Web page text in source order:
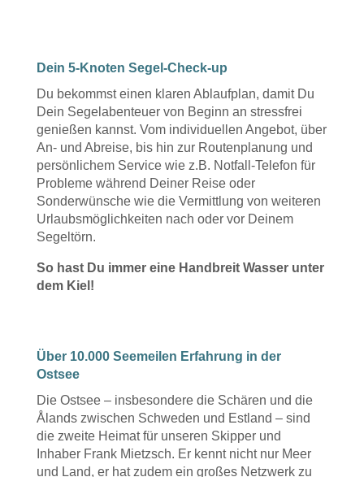
Dein 5-Knoten Segel-Check-up
Du bekommst einen klaren Ablaufplan, damit Du
Dein Segelabenteuer von Beginn an stressfrei
genießen kannst. Vom individuellen Angebot, über
An- und Abreise, bis hin zur Routenplanung und
persönlichem Service wie z.B. Notfall-Telefon für
Probleme während Deiner Reise oder
Sonderwünsche wie die Vermittlung von weiteren
Urlaubsmöglichkeiten nach oder vor Deinem
Segeltörn.
So hast Du immer eine Handbreit Wasser unter
dem Kiel!
Über 10.000 Seemeilen Erfahrung in der
Ostsee
Die Ostsee – insbesondere die Schären und die
Ålands zwischen Schweden und Estland – sind
die zweite Heimat für unseren Skipper und
Inhaber Frank Mietzsch. Er kennt nicht nur Meer
und Land, er hat zudem ein großes Netzwerk zu